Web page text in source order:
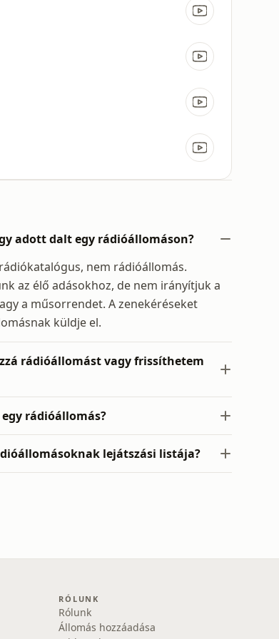
adott dalt egy rádióállomáson?
nem rádióállomás.
az élő adásokhoz, de nem irányítjuk a
a műsorrendet. A zenekéréseket
küldje el.
rádióállomást vagy frissíthetem
rádióállomás?
lejátszási listája?
RÓLUNK
Rólunk
Állomás hozzáadása